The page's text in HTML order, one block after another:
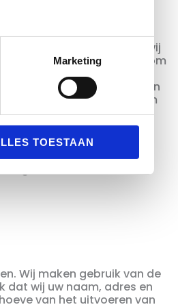
Marketing
TOESTAAN
via WebwinkelKeur dan
met ons, zodat wij
contact met u opnemen om
te laten delen wij uw
u uit te nodigen om een
maatregelen genomen om
ten behoeve
WebwinkelKeur
van uw
waarvoor
Wij maken gebruik van de
dat wij uw naam, adres en
van het uitvoeren van